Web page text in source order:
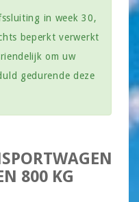
in week 30,
beperkt verwerkt
om uw
gedurende deze
800 KG